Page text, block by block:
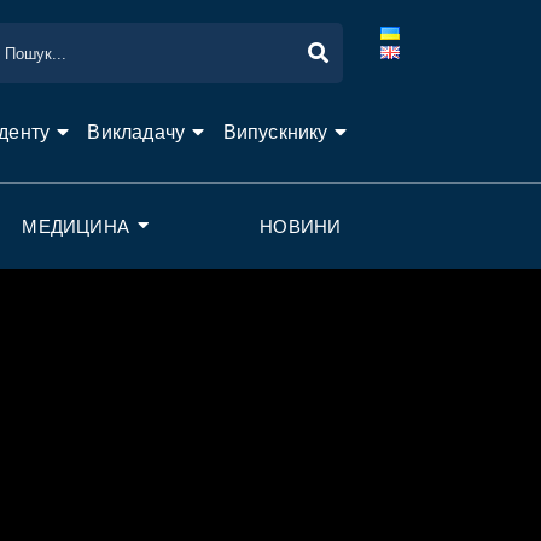
Викладачу Випускнику
МЕДИЦИНА НОВИНИ